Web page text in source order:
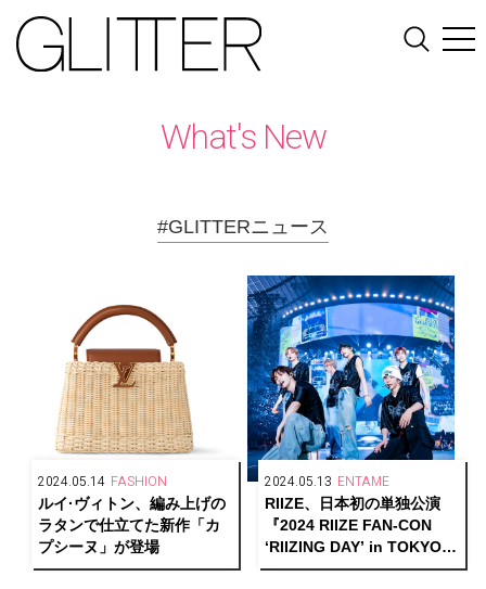
What's New
#GLITTERニュース
2024.05.14 FASHION
ルイ·ヴィトン、編み上げの
ラタンで仕立てた新作「カ
プシーヌ」が登場
2024.05.13 ENTAME
RIIZE、日本初の単独公演
『2024 RIIZE FAN-CON
‘RIIZING DAY’ in TOKYO』
開催！日本デビューへの意